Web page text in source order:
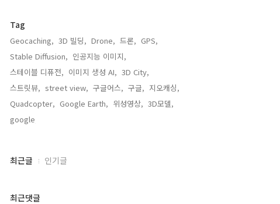
Tag
Geocaching, 3D 빌딩, Drone, 드론, GPS,
Stable Diffusion, 인공지능 이미지,
스테이블 디퓨전, 이미지 생성 AI, 3D City,
스트릿뷰, street view, 구글어스, 구글, 지오캐싱,
Quadcopter, Google Earth, 위성영상, 3D모델,
google,
최
과
최근글 인기글
최근댓글